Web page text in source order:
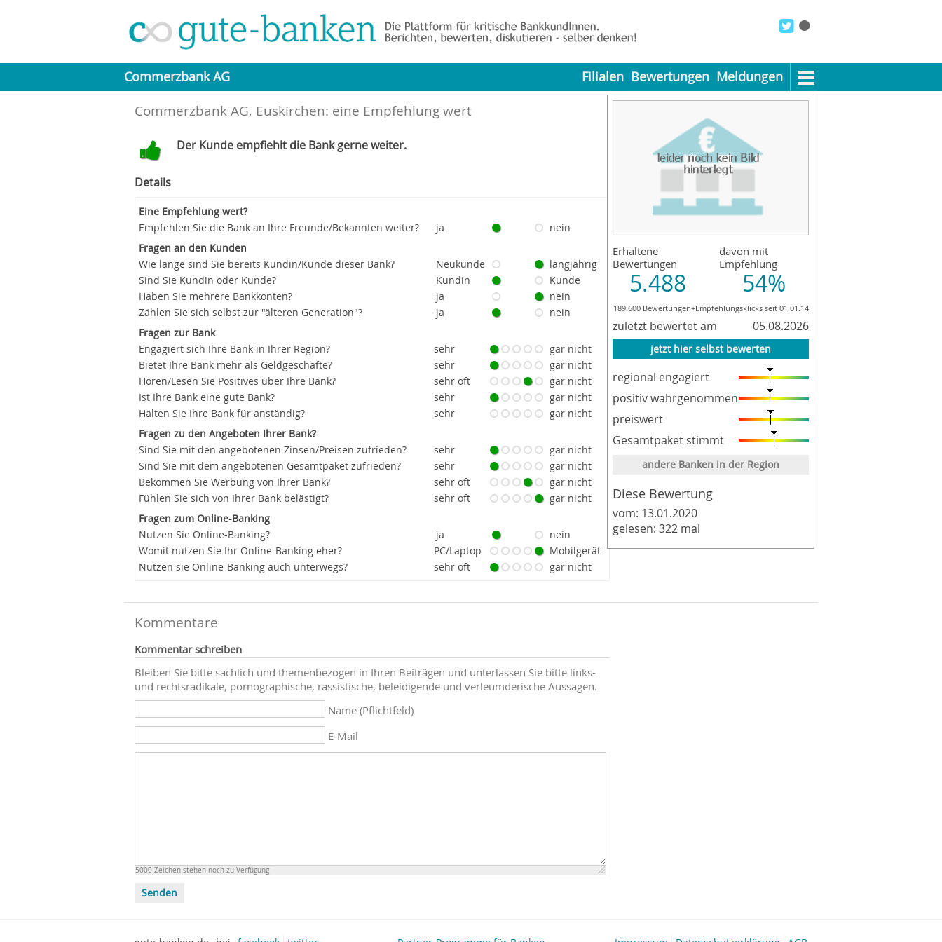
Commerzbank AG Filialen Bewertungen Meldungen
Erhaltene
Bewertungen
5.488
davon mit
Empfehlung
54%
189.600 Bewertungen+Empfehlungsklicks seit 01.01.14
zuletzt bewertet am 05.08.2026
jetzt hier selbst bewerten
regional engagiert
positiv wahrgenommen
preiswert
Gesamtpaket stimmt
andere Banken in der Region
Diese Bewertung
vom: 13.01.2020
gelesen: 322 mal
Commerzbank AG, Euskirchen: eine Empfehlung wert
Der Kunde empfiehlt die Bank gerne weiter.
Details
Eine Empfehlung wert?
Empfehlen Sie die Bank an Ihre Freunde/Bekannten weiter?
ja
nein
Fragen an den Kunden
Wie lange sind Sie bereits Kundin/Kunde dieser Bank?
Neukunde
langjährig
Sind Sie Kundin oder Kunde?
Kundin
Kunde
Haben Sie mehrere Bankkonten?
ja
nein
Zählen Sie sich selbst zur "älteren Generation"?
ja
nein
Fragen zur Bank
Engagiert sich Ihre Bank in Ihrer Region?
sehr
gar nicht
Bietet Ihre Bank mehr als Geldgeschäfte?
sehr
gar nicht
Hören/Lesen Sie Positives über Ihre Bank?
sehr oft
gar nicht
Ist Ihre Bank eine gute Bank?
sehr
gar nicht
Halten Sie Ihre Bank für anständig?
sehr
gar nicht
Fragen zu den Angeboten Ihrer Bank?
Sind Sie mit den angebotenen Zinsen/Preisen zufrieden?
sehr
gar nicht
Sind Sie mit dem angebotenen Gesamtpaket zufrieden?
sehr
gar nicht
Bekommen Sie Werbung von Ihrer Bank?
sehr oft
gar nicht
Fühlen Sie sich von Ihrer Bank belästigt?
sehr oft
gar nicht
Fragen zum Online-Banking
Nutzen Sie Online-Banking?
ja
nein
Womit nutzen Sie Ihr Online-Banking eher?
PC/Laptop
Mobilgerät
Nutzen sie Online-Banking auch unterwegs?
sehr oft gar nicht
Kommentare
Kommentar schreiben
Bleiben Sie bitte sachlich und themenbezogen in Ihren Beiträgen und unterlassen Sie bitte links-
und rechtsradikale, pornographische, rassistische, beleidigende und verleumderische Aussagen.
Name (Pflichtfeld)
E-Mail
5000 Zeichen stehen noch zu Verfügung
Senden